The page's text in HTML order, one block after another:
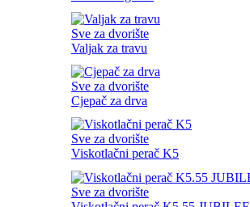
Sve za dvorište
Valjak za travu
Sve za dvorište
Cjepač za drva
Sve za dvorište
Viskotlačni perač K5
Sve za dvorište